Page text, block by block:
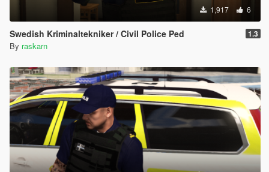
1,917 6
Swedish Kriminaltekniker / Civil Police Ped 1.3
By raskarn